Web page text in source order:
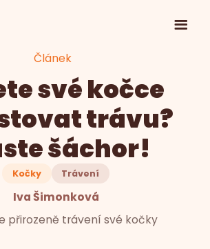
Článek
své kočce
trávu?
šáchor!
Kočky Trávení
Iva Šimonková
přirozeně trávení své kočky